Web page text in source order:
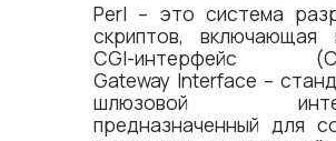
Perl – это система
скриптов, включающая
CGI-интерфейс
Gateway Interface –
шлюзовой
предназначенный для